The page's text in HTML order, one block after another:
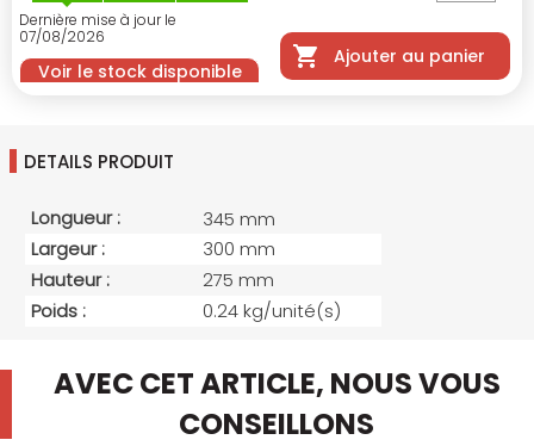
Dernière mise à jour le
07/08/2026
Voir le stock disponible
Ajouter au panier
DETAILS PRODUIT
Longueur :
345 mm
Largeur :
300 mm
Hauteur :
275 mm
Poids :
0.24 kg/unité(s)
AVEC CET ARTICLE, NOUS VOUS
CONSEILLONS